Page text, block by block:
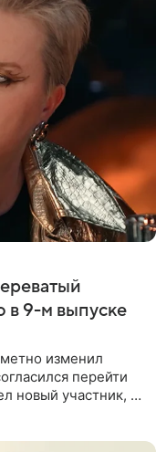
в 9-м выпуске
изменил
перейти
новый участник, а